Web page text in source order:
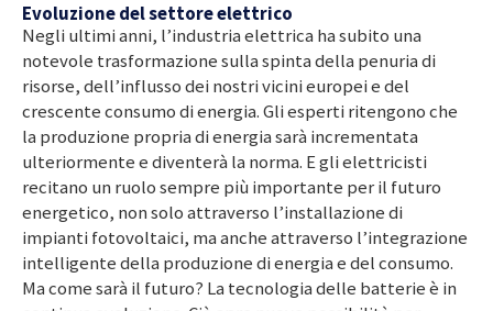
Evoluzione del settore elettrico
Negli ultimi anni, l’industria elettrica ha subito una
notevole trasformazione sulla spinta della penuria di
risorse, dell’influsso dei nostri vicini europei e del
crescente consumo di energia. Gli esperti ritengono che
la produzione propria di energia sarà incrementata
ulteriormente e diventerà la norma. E gli elettricisti
recitano un ruolo sempre più importante per il futuro
energetico, non solo attraverso l’installazione di
impianti fotovoltaici, ma anche attraverso l’integrazione
intelligente della produzione di energia e del consumo.
Ma come sarà il futuro? La tecnologia delle batterie è in